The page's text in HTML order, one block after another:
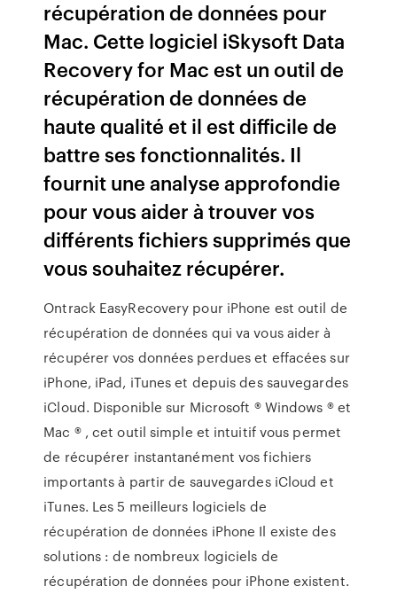
récupération de données pour
Mac. Cette logiciel iSkysoft Data
Recovery for Mac est un outil de
récupération de données de
haute qualité et il est difficile de
battre ses fonctionnalités. Il
fournit une analyse approfondie
pour vous aider à trouver vos
différents fichiers supprimés que
vous souhaitez récupérer.
Ontrack EasyRecovery pour iPhone est outil de
récupération de données qui va vous aider à
récupérer vos données perdues et effacées sur
iPhone, iPad, iTunes et depuis des sauvegardes
iCloud. Disponible sur Microsoft ® Windows ® et
Mac ® , cet outil simple et intuitif vous permet
de récupérer instantanément vos fichiers
importants à partir de sauvegardes iCloud et
iTunes. Les 5 meilleurs logiciels de
récupération de données iPhone Il existe des
solutions : de nombreux logiciels de
récupération de données pour iPhone existent.